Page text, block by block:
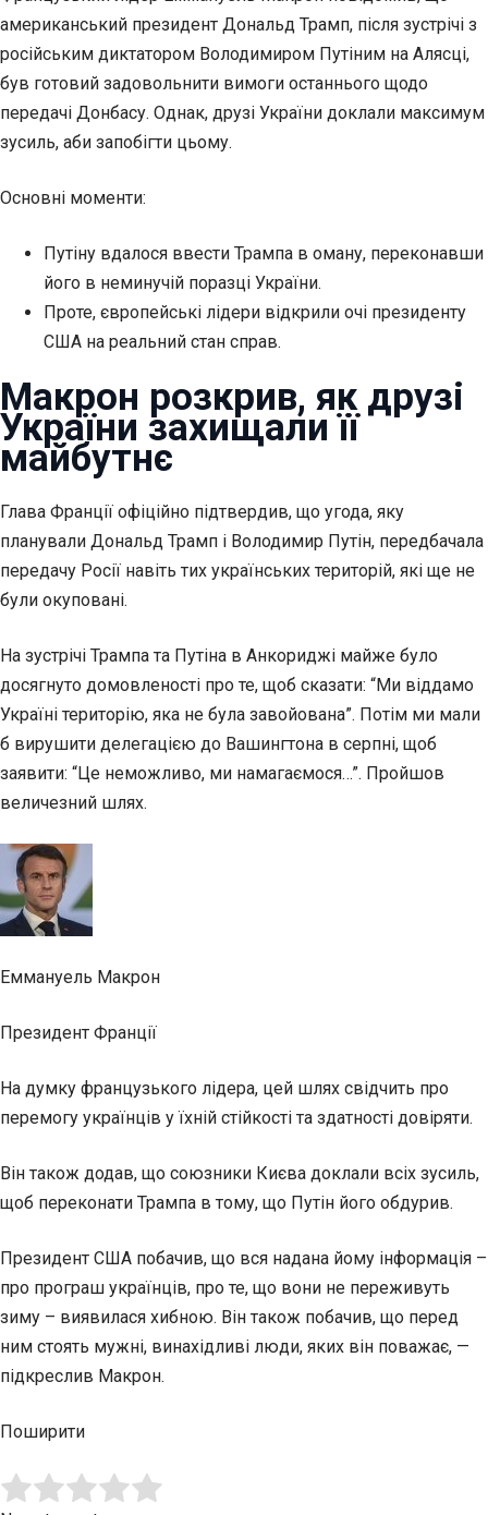
американський президент Дональд Трамп, після зустрічі з
російським диктатором Володимиром Путіним на Алясці,
був готовий задовольнити вимоги останнього щодо
передачі Донбасу. Однак, друзі України доклали максимум
зусиль, аби запобігти цьому.
Основні моменти:
Путіну вдалося ввести Трампа в оману, переконавши
його в неминучій поразці України.
Проте, європейські лідери відкрили очі президенту
США на реальний стан справ.
Макрон розкрив, як друзі
України захищали її
майбутнє
Глава Франції офіційно підтвердив, що угода, яку
планували Дональд Трамп і Володимир Путін, передбачала
передачу Росії навіть тих українських територій, які ще не
були окуповані.
На зустрічі Трампа та Путіна в Анкориджі майже було
досягнуто домовленості про те, щоб сказати: “Ми віддамо
Україні територію, яка не була завойована”. Потім ми мали
б вирушити делегацією до Вашингтона в серпні, щоб
заявити: “Це неможливо, ми намагаємося…”. Пройшов
величезний шлях.
Еммануель Макрон
Президент Франції
На думку французького лідера, цей шлях свідчить про
перемогу українців у їхній стійкості та здатності довіряти.
Він також додав, що союзники Києва доклали всіх зусиль,
щоб переконати Трампа в тому, що Путін його обдурив.
Президент США побачив, що вся надана йому інформація –
про програш українців, про те, що вони не переживуть
зиму – виявилася хибною. Він також побачив, що перед
ним стоять мужні, винахідливі люди, яких він поважає, —
підкреслив Макрон.
Поширити
Rate this item: